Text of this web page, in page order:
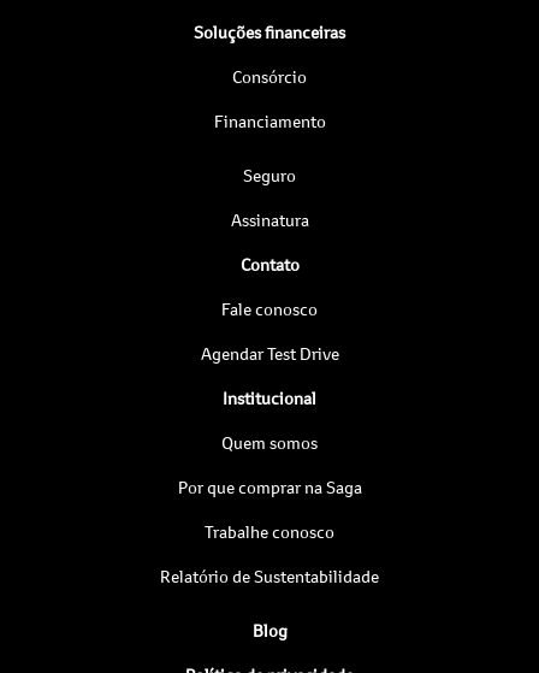
Soluções financeiras
Consórcio
Financiamento
Seguro
Assinatura
Contato
Fale conosco
Agendar Test Drive
Institucional
Quem somos
Por que comprar na Saga
Trabalhe conosco
Relatório de Sustentabilidade
Blog